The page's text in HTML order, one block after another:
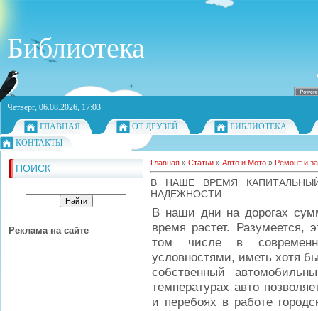
Библиотека
Четверг, 06.08.2026, 17:03
ГЛАВНАЯ
ОТ ДРУЗЕЙ
БИБЛИОТЕКА
КОНТАКТЫ
ПОИСК
Реклама на сайте
Главная » Статьи » Авто и Мото » Ремонт и
В НАШЕ ВРЕМЯ
НАДЕЖНОСТИ
В наши дни на дорогах
время растет. Разумеется,
том числе в
условностями, иметь хотя
собственный
температурах авто
и перебоях в работе